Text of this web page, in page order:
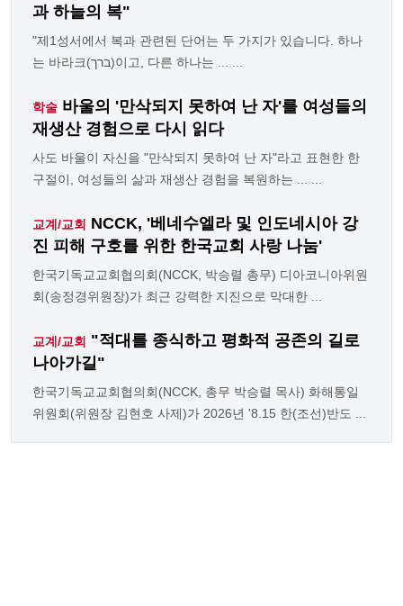
과 하늘의 복"
"제1성서에서 복과 관련된 단어는 두 가지가 있습니다. 하나
는 바라크(ברך)이고, 다른 하나는 ... ...
학술 바울의 '만삭되지 못하여 난 자'를 여성들의
재생산 경험으로 다시 읽다
사도 바울이 자신을 "만삭되지 못하여 난 자"라고 표현한 한
구절이, 여성들의 삶과 재생산 경험을 복원하는 ... ...
교계/교회 NCCK, '베네수엘라 및 인도네시아 강
진 피해 구호를 위한 한국교회 사랑 나눔'
한국기독교교회협의회(NCCK, 박승렬 총무) 디아코니아위원
회(송정경위원장)가 최근 강력한 지진으로 막대한 ...
교계/교회 "적대를 종식하고 평화적 공존의 길로
나아가길"
한국기독교교회협의회(NCCK, 총무 박승렬 목사) 화해통일
위원회(위원장 김현호 사제)가 2026년 '8.15 한(조선)반도 ...